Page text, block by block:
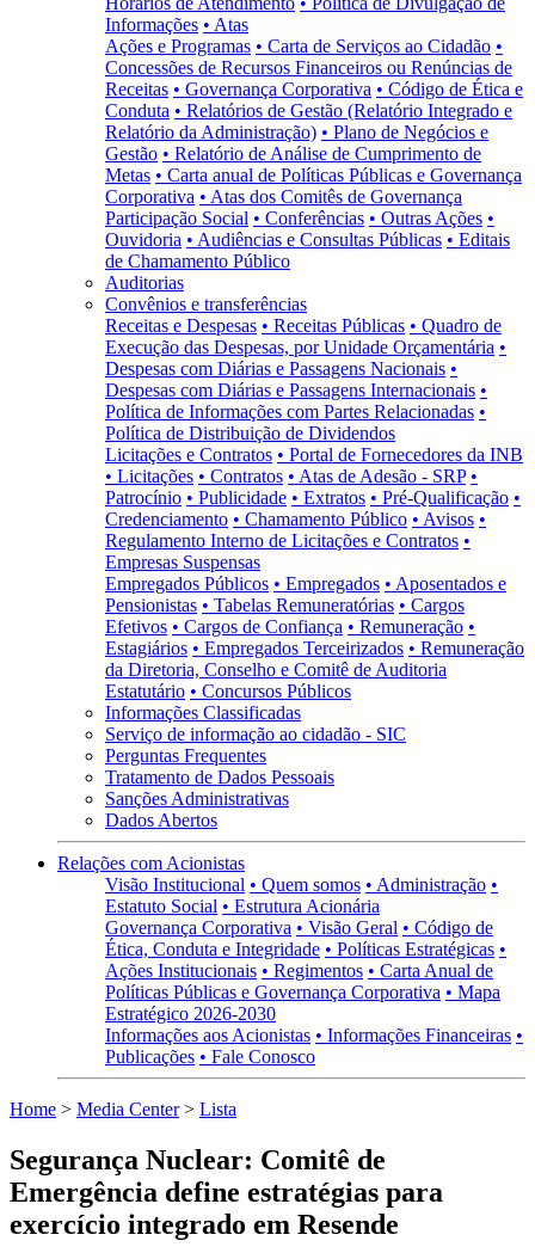
Informações • Atas
Ações e Programas • Carta de Serviços ao Cidadão •
Concessões de Recursos Financeiros ou Renúncias de
Receitas • Governança Corporativa • Código de Ética e
Conduta • Relatórios de Gestão (Relatório Integrado e
Relatório da Administração) • Plano de Negócios e
Gestão • Relatório de Análise de Cumprimento de
Metas • Carta anual de Políticas Públicas e Governança
Corporativa • Atas dos Comitês de Governança
Participação Social • Conferências • Outras Ações •
Ouvidoria • Audiências e Consultas Públicas • Editais
de Chamamento Público
Auditorias
Convênios e transferências
Receitas e Despesas • Receitas Públicas • Quadro de
Execução das Despesas, por Unidade Orçamentária •
Despesas com Diárias e Passagens Nacionais •
Despesas com Diárias e Passagens Internacionais •
Política de Informações com Partes Relacionadas •
Política de Distribuição de Dividendos
Licitações e Contratos • Portal de Fornecedores da INB
• Licitações • Contratos • Atas de Adesão - SRP •
Patrocínio • Publicidade • Extratos • Pré-Qualificação •
Credenciamento • Chamamento Público • Avisos •
Regulamento Interno de Licitações e Contratos •
Empresas Suspensas
Empregados Públicos • Empregados • Aposentados e
Pensionistas • Tabelas Remuneratórias • Cargos
Efetivos • Cargos de Confiança • Remuneração •
Estagiários • Empregados Terceirizados • Remuneração
da Diretoria, Conselho e Comitê de Auditoria
Estatutário • Concursos Públicos
Informações Classificadas
Serviço de informação ao cidadão - SIC
Perguntas Frequentes
Tratamento de Dados Pessoais
Sanções Administrativas
Dados Abertos
Relações com Acionistas
Visão Institucional • Quem somos • Administração •
Estatuto Social • Estrutura Acionária
Governança Corporativa • Visão Geral • Código de
Ética, Conduta e Integridade • Políticas Estratégicas •
Ações Institucionais • Regimentos • Carta Anual de
Políticas Públicas e Governança Corporativa • Mapa
Estratégico 2026-2030
Informações aos Acionistas • Informações Financeiras •
Publicações • Fale Conosco
Home > Media Center> Lista
Segurança Nuclear: Comitê de
Emergência define estratégias para
exercício integrado em Resende